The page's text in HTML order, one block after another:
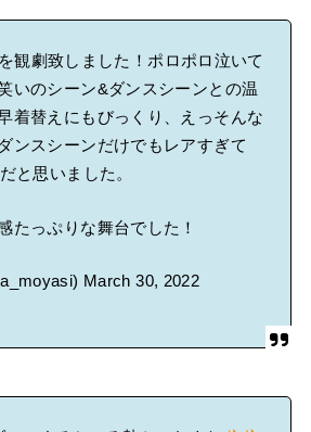
観劇致しました！ポロポロ泣いて
いのシーン&ダンスシーンとの温
着替えにもびっくり、えっそんな
ンスシーンだけでもレアすぎて
と思いました。
たっぷりな舞台でした！
March 30, 2022